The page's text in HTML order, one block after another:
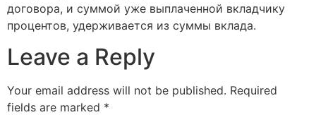
договора, и суммой уже выплаченной вкладчику
процентов, удерживается из суммы вклада.
Leave a Reply
Your email address will not be published. Required
fields are marked *